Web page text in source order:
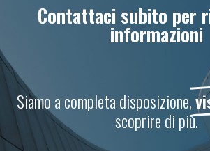
Contattaci subito per
informazioni
Siamo a completa disposizione,
scoprire di più.